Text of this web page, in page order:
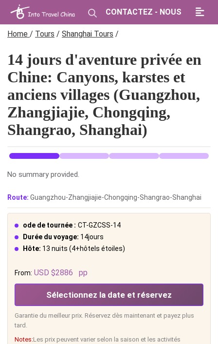
CONTACTEZ - NOUS
Home / Tours / Shanghai Tours /
14 jours d'aventure privée en
Chine: Canyons, karstes et
anciens villages (Guangzhou,
Zhangjiajie, Chongqing,
Shangrao, Shanghai)
No summary provided.
Route: Guangzhou-Zhangjiajie-Chongqing-Shangrao-Shanghai
ode de tournée : CT-GZCSS-14
Durée du voyage: 14jours
Hôte: 13 nuits (4+hôtels étoiles)
From: USD $2886 pp
Sélectionnez la date et réservez
Garantie du meilleur prix. Réservez dès maintenant et payez plus
tard.
Notes:Les prix peuvent varier selon la saison et les activités